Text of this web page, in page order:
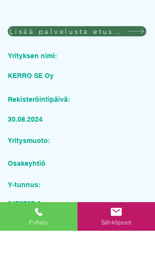
Lisää palvelusta etusivulla
Yrityksen nimi:
KERRO SE Oy
Rekisteröintipäivä:
30.08.2024
Yritysmuoto:
Osakeyhtiö
Y-tunnus:
3470797-9
Pyydä tarjous palvelusta
Puhelu Sähköposti